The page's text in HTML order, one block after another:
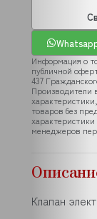
Информация о
публичной
437
Производители
товаров без
менеджеров
Клапан